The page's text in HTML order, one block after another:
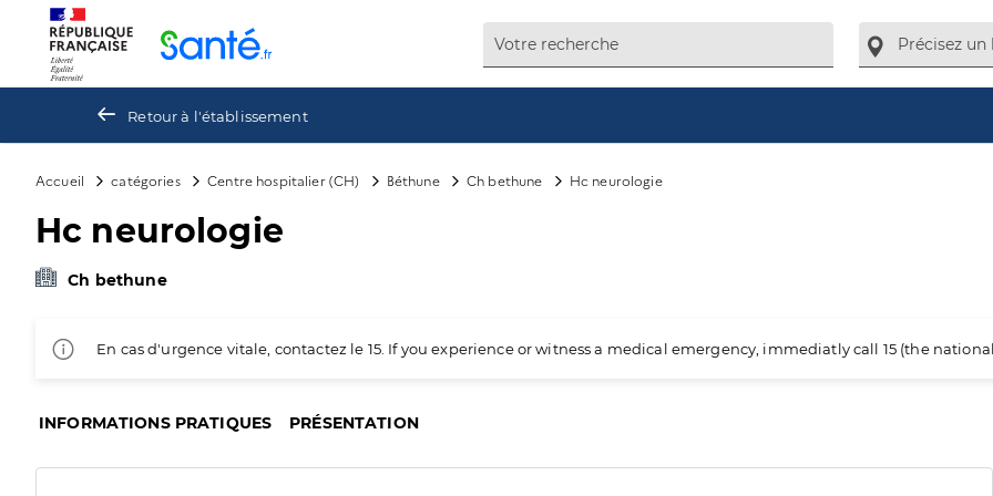
Retour à l'établissement
Accueil catégories Centre hospitalier (CH) Béthune Ch bethune Hc neurologie
Hc neurologie
Ch bethune
En cas d'urgence vitale, contactez le 15. If you experience or witness a medical emergency, immediatly call 15 (the
INFORMATIONS PRATIQUES PRÉSENTATION
Panneau de gestion des cookies